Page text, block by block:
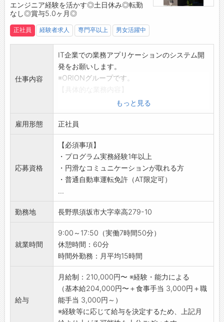
エンジニア経験を活かす◎土日休み◎転勤
なし◎賞与5.0ヶ月◎
正社員 経験者求人 専門卒以上 男女活躍中
仕事内容
IT企業での業務アプリケーションのシステム開
発をお願いします。
※ORIONグループです。
◆業務アプリケーションのシステム開発
・オリオン機械株式会社、及びオリオン機械グ
ループ会社のシステム開発
・首都圏、中京圏の大手企業、及び長野県内企
業のシステム開発
・システム開発案件の要件定義、設計、開発、
テストの各工程のうち、経験レベルに応じてご
担当頂く業務を決定いたします
◆その他
・首都圏、中京圏、長野県内企業への派遣事業
・生産管理パッケージ(TPiCS) 導入支援
【おすすめポイント】
・転勤なしで、長期キャリア形成ができる環境
です。
【変更の範囲】
会社の定める業務
もっと見る
雇用形態 正社員
応募資格
【必須事項】
・プログラム実務経験1年以上
・円滑なコミュニケーションが取れる方
・普通自動車運転免許（AT限定可）
...
勤務地 長野県須坂市大字幸高279-10
就業時間
9:00～17:50（実働7時間50分）
休憩時間：60分
時間外勤務：月平均15時間
給与
月給制：210,000円〜 ※経験・能力による
（基本給204,000円〜＋食事手当 3,000円＋職
能手当 3,000円～）
※経験等に応じて給与を決定するため、上記月